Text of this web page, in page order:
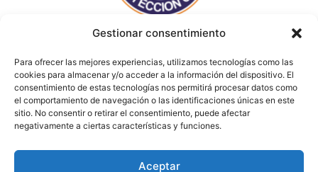
Gestionar consentimiento
Para ofrecer las mejores experiencias, utilizamos tecnologías como las
cookies para almacenar y/o acceder a la información del dispositivo. El
consentimiento de estas tecnologías nos permitirá procesar datos como
el comportamiento de navegación o las identificaciones únicas en este
sitio. No consentir o retirar el consentimiento, puede afectar
negativamente a ciertas características y funciones.
Aceptar
AVISO LEGAL POLÍTICA DE PRIVACIDAD
(c)2024 Asociación Nacional de Agrupaciones de Voluntarios
Protección Civil (ANAV)